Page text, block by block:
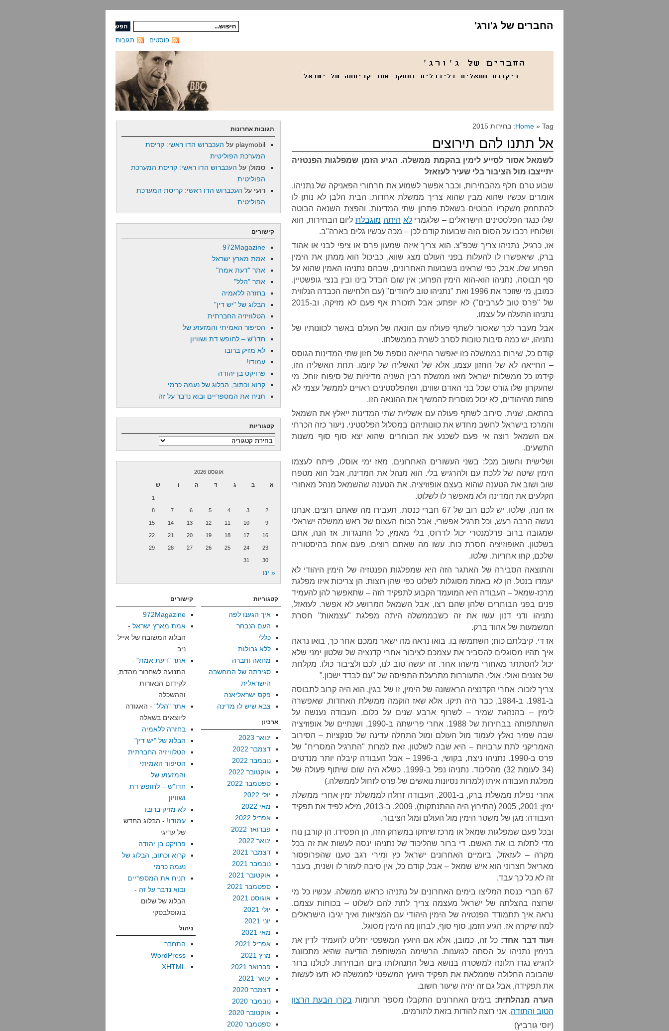
החברים של ג'ורג'
תגובות פוסטים
Home » Tag: בחירות 2015
אל תתנו להם תירוצים
לשמאל אסור לסייע לימין בהקמת ממשלה. הגיע הזמן שמפלגות הפנטזיה
יתייצבו מול הציבור בלי שעיר לעזאזל
שבוע טרם חלף מהבחירות, וכבר אפשר לשמוע את חרחורי הפאניקה של נתניהו.
אומרים עכשיו שהוא מבין שהוא צריך ממשלת אחדות. הבית הלבן לא נותן לו
להתחמק משקריו הבוטים בשאלת פתרון שתי המדינות, והפצת השנאה הבוטה
שלו כנגד הפלסטינים הישראלים – שלגמרילא היתה מוגבלתליום הבחירות, הוא
ושלוחיו רכבו על הסוס הזה שבועות קודם לכן – מכה עכשיו גלים בארה"ב.
אז, כרגיל, נתניהו צריך שכפ"צ. הוא צריך איזה שמעון פרס או ציפי לבני או אהוד
ברק, שיאפשרו לו להעלות בפני העולם מצג שווא, כביכול הוא ממתן את הימין
הפרוע שלו. אבל, כפי שראינו בשבועות האחרונים, שבהם נתניהו האמין שהוא על
סף תבוסה, נתניהו הוא-הוא הימין הפרוע; אין שום הבדל בינו ובין בנצי גופשטיין.
כמובן, מי שזוכר את 1996 ואת "נתניהו טוב ליהודים" (עם הלחישה הכבדה הנלווית
של "פרס טוב לערבים") לא יופתע; אבל תזכורת אף פעם לא מזיקה, וב-2015
נתניהו התעלה על עצמו.
אבל מעבר לכך שאסור לשתף פעולה עם הונאה של העולם באשר לכוונותיו של
נתניהו, יש כמה סיבות טובות לסרב לשרת בממשלתו.
קודם כל, שירות בממשלה כזו יאפשר החייאה נוספת של חזון שתי המדינות הגוסס
– החייאה לא של החזון עצמו, אלא של האשליה של קיומו. תחת האשליה הזו,
קידמו כל ממשלות ישראל מאז ממשלת רבין השניה מדיניות של סיפוח זוחל. מי
שהעקרון שלו גורס שכל בני האדם שווים, ושהפלסטינים ראויים לממשל עצמי לא
פחות מהיהודים, לא יכול מוסרית להמשיך את ההונאה הזו.
בהתאם, שנית, סירוב לשתף פעולה עם אשליית שתי המדינות ייאלץ את השמאל
והמרכז בישראל לחשב מחדש את כוונותיהם במסלול הפלסטיני. ניעור כזה הכרחי
אם השמאל רוצה אי פעם לשכנע את הבוחרים שהוא יצא סוף סוף משנות
התשעים.
ושלישית וחשוב מכל: בשני העשורים האחרונים, מאז ימי אוסלו, פיתח לעצמו
הימין שיטה של ללכת עם ולהרגיש בלי. הוא מנהל את המדינה, אבל הוא מטפח
שוב ושוב את הטענה שהוא בעצם אופוזיציה, את הטענה שהשמאל מנהל מאחורי
הקלעים את המדינה ולא מאפשר לו לשלוט.
אז הנה, שלטו. יש לכם רוב של 67 חברי כנסת. תעבירו מה שאתם רוצים. אנחנו
נעשה הרבה רעש, וכל תרגיל אפשרי, אבל הכוח העצום של ראש ממשלה ישראלי
שמגובה ברוב פרלמנטרי יכול לדרוס, בלי מאמץ, כל התנגדות. אז הנה, אתם
בשלטון. האופוזיציה חסרת כוח. עשו מה שאתם רוצים. פעם אחת בהיסטוריה
שלכם, קחו אחריות. שלטו.
והתוצאה הסבירה של האתגר הזה היא שמפלגות הפנטזיה של הימין היהודי לא
יעמדו בנטל. הן לא באמת מסוגלות לשלוט כפי שהן רוצות. הן צריכות איזו מפלגת
מרכז-שמאל – העבודה היא המועמד הקבוע לתפקיד הזה – שתאפשר להן להעמיד
פנים בפני הבוחרים שלהן שהם רצו, אבל השמאל המרושע לא אפשר. לעזאזל,
נתניהו ודני דנון עשו את זה כשבממשלה היתה מפלגת "עצמאות" חסרת
המשמעות של אהוד ברק.
אז די. קיבלתם כוח; השתמשו בו. בואו נראה מה ישאר ממכם אחר כך, בואו נראה
איך תהיו מסוגלים להסביר את עצמכם לציבור אחרי קדנציה של שלטון ימני שלא
יכול להסתתר מאחורי מישהו אחר. זה יעשה טוב לנו, לכם ולציבור כולו. מקלחת
של צוננים ואולי, אולי, התעוררות מתרעלת התפיסה של "עם לבדד ישכון."
צריך לזכור: אחרי הקדנציה הראשונה של הימין, זו של בגין, הוא היה קרוב לתבוסה
ב-1981. ב-1984, כבר היה תיקו. אלא שאז הוקמה ממשלת האחדות, שאפשרה
לימין – בהנהגת שמיר – לשרוף ארבע שנים על כלום. העבודה נענשה על
השתתפותה בבחירות של 1988. אחרי פרישתה ב-1990, ושנתיים של אופוזיציה
שבה שמיר נאלץ לעמוד מול העולם ומול התחלה עדינה של סנקציות – הסירוב
האמריקני לתת ערבויות – היא שבה לשלטון, זאת למרות "התרגיל המסריח" של
פרס ב-1990. נתניהו ניצח, בקושי, ב-1996 – אבל העבודה קיבלה יותר מנדטים
(34 לעומת 32) מהליכוד. נתניהו נפל ב-1999, כשלא היה שום שיתוף פעולה של
מפלגת העבודה איתו (למרות נסיונות נואשים של פרס לזחול לממשלה.)
אחרי נפילת ממשלת ברק, ב-2001, העבודה זחלה לממשלת ימין אחרי ממשלת
ימין: 2001, 2005 (התירוץ היה ההתנתקות), 2009. ב-2013, מילא לפיד את תפקיד
העבודה: מגן של משטר הימין מול העולם ומול הציבור.
ובכל פעם שמפלגות שמאל או מרכז שיחקו במשחק הזה, הן הפסידו. הן קורבן נוח
מדי לתלות בו את האשם. די ברור שהליכוד של נתניהו ינסה לעשות את זה בכל
מקרה – לעזאזל, ביומיים האחרונים ישראל כץ ומירי רגב טענו שהפרופסור
מאריאל חצרוני הוא איש שמאל – אבל, קודם כל, אין סיבה לעזור לו ושנית, בעבר
זה לא כל כך עבד.
67 חברי כנסת המליצו בימים האחרונים על נתניהו כראש ממשלה. עכשיו כל מי
שרוצה בהצלתה של ישראל מעצמה צריך לתת להם לשלוט – בכוחות עצמם.
נראה איך תתמודד הפנטזיה של הימין היהודי עם המציאות ואיך יגיבו הישראלים
למה שיקרה אז. הגיע הזמן, סוף סוף, לבחון מה הימין מסוגל.
ועוד דבר אחד: כל זה, כמובן, אלא אם היועץ המשפטי יחליט להעמיד לדין את
בנימין נתניהו על הסתה לגזענות. הרשימה המשותפת הודיעה שהיא מתכוונת
להגיש נגדו תלונה למשטרה בנושא בשל התנהלותו ביום הבחירות. לכולנו ברור
שהבובה החלולה שממלאת את תפקיד היועץ המשפטי לממשלה לא תעז לעשות
את תפקידה, אבל גם זה יהיה שיעור חשוב.
הערה מנהלתית: בימים האחרונים התקבלו מספר תרומות בקרן הבעת הרצון
הטוב והתודה. אני רוצה להודות בזאת לתורמים.
(יוסי גורביץ)
תגובות אחרונות
playmobil על העכברוש הדו ראשי: קריסת
המערכת הפוליטית
סמולן על העכברוש הדו ראשי: קריסת המערכת
הפוליטית
רועי על העכברוש הדו ראשי: קריסת המערכת
הפוליטית
קישורים
972Magazine
אמת מארץ ישראל
אתר "דעת אמת"
אתר "הלל"
בחזרה ללאמיה
הבלוג של "יש דין"
הטלוויזיה החברתית
הסיפור האמיתי והמזעזע של
חדו"ש – לחופש דת ושוויון
לא מזיק ברובו
עמודו!
פרויקט בן יהודה
קרוא וכתוב, הבלוג של נעמה כרמי
תניח את המספריים ובוא נדבר על זה
קטגוריות
קטגוריות
אוגוסט 2026
א ב ג ד ה ו ש
1
2
3
4
5
6
7
8
9
10
11
12
13
14
15
16
17
18
19
20
21
22
23
24
25
26
27
28
29
30
31
« ינו
קטגוריות
איך הגענו לפה
העם הנבחר
כללי
ללא גבולות
מחאה וחברה
סגירתה של המחשבה
הישראלית
פקס ישראליאנה
צבא שיש לו מדינה
ארכיון
ינואר 2023
דצמבר 2022
נובמבר 2022
אוקטובר 2022
ספטמבר 2022
יולי 2022
מאי 2022
אפריל 2022
פברואר 2022
ינואר 2022
דצמבר 2021
נובמבר 2021
אוקטובר 2021
ספטמבר 2021
אוגוסט 2021
יולי 2021
יוני 2021
מאי 2021
אפריל 2021
מרץ 2021
פברואר 2021
ינואר 2021
דצמבר 2020
נובמבר 2020
אוקטובר 2020
ספטמבר 2020
קישורים
972Magazine
אמת מארץ ישראל -
הבלוג המשובח של אייל
ניב
אתר "דעת אמת" -
התנועה לשחרור מהדת,
לקידום הנאורות
וההשכלה
אתר "הלל" - האגודה
ליוצאים בשאלה
בחזרה ללאמיה
הבלוג של "יש דין"
הטלוויזיה החברתית
הסיפור האמיתי
והמזעזע של
חדו"ש – לחופש דת
ושוויון
לא מזיק ברובו
עמודו! - הבלוג החדש
של עדיגי
פרויקט בן יהודה
קרוא וכתוב, הבלוג של
נעמה כרמי
תניח את המספריים
ובוא נדבר על זה -
הבלוג של שלום
בוגוסלבסקי
ניהול
התחבר
WordPress
XHTML